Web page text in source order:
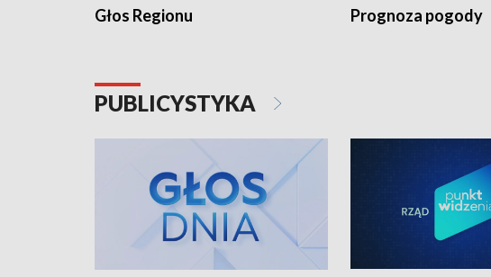
Głos Regionu Prognoza pogody
PUBLICYSTYKA